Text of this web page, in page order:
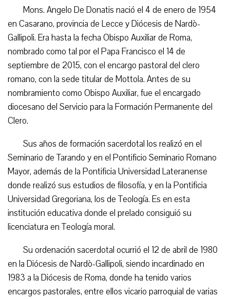
Mons. Angelo De Donatis nació el 4 de enero de 1954
en Casarano, provincia de Lecce y Diócesis de Nardò-
Gallipoli. Era hasta la fecha Obispo Auxiliar de Roma,
nombrado como tal por el Papa Francisco el 14 de
septiembre de 2015, con el encargo pastoral del clero
romano, con la sede titular de Mottola. Antes de su
nombramiento como Obispo Auxiliar, fue el encargado
diocesano del Servicio para la Formación Permanente del
Clero.
Sus años de formación sacerdotal los realizó en el
Seminario de Tarando y en el Pontificio Seminario Romano
Mayor, además de la Pontificia Universidad Lateranense
donde realizó sus estudios de filosofía, y en la Pontificia
Universidad Gregoriana, los de Teología. Es en esta
institución educativa donde el prelado consiguió su
licenciatura en Teología moral.
Su ordenación sacerdotal ocurrió el 12 de abril de 1980
en la Diócesis de Nardò-Gallipoli, siendo incardinado en
1983 a la Diócesis de Roma, donde ha tenido varios
encargos pastorales, entre ellos vicario parroquial de varias